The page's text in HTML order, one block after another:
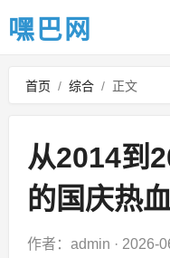
嘿巴网
首页 / 综合 / 正文
从2014到
的国庆热
作者：admin · 2026-